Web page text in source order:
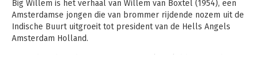
Big Willem is het verhaal van Willem van Boxtel (1954), een
Amsterdamse jongen die van brommer rijdende nozem uit de
Indische Buurt uitgroeit tot president van de Hells Angels
Amsterdam Holland.